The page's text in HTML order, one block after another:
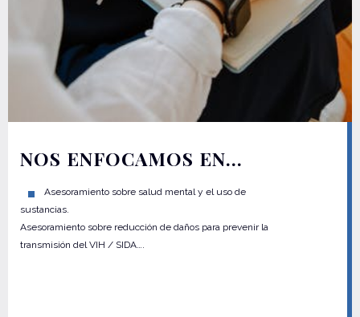
NOS ENFOCAMOS EN…
Asesoramiento sobre salud mental y el uso de
sustancias.
Asesoramiento sobre reducción de daños para prevenir la
transmisión del VIH / SIDA….